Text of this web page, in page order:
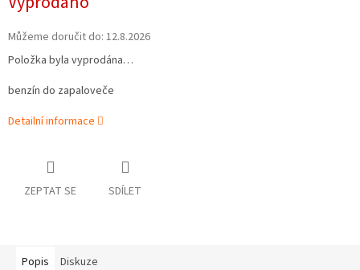
cena:
Můžeme doručit do: 12.8.2026
Položka byla vyprodána…
benzín do zapaloveče
Detailní informace
ZEPTAT SE SDÍLET
Popis Diskuze